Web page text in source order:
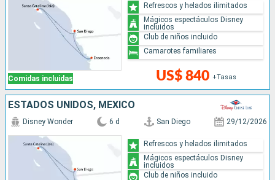
Comidas incluidas US$ 840 +Tasas
Refrescos y helados ilimitados
Mágicos espectáculos Disney
incluidos
Club de niños incluido
Camarotes familiares
ESTADOS UNIDOS, MÉXICO
Disney Wonder 6 d San Diego 29/12/2026
Refrescos y helados ilimitados
Mágicos espectáculos Disney
incluidos
Club de niños incluido